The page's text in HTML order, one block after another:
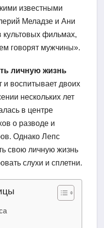
известными
Меладзе и Ани
культовых фильмах,
говорят мужчины».
личную жизнь
и воспитывает двоих
нескольких лет
в центре
о разводе и
Однако Лепс
свою личную жизнь
слухи и сплетни.